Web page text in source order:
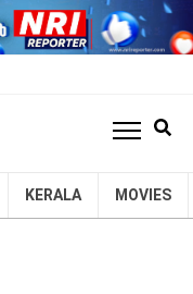
KERALA MOVIES